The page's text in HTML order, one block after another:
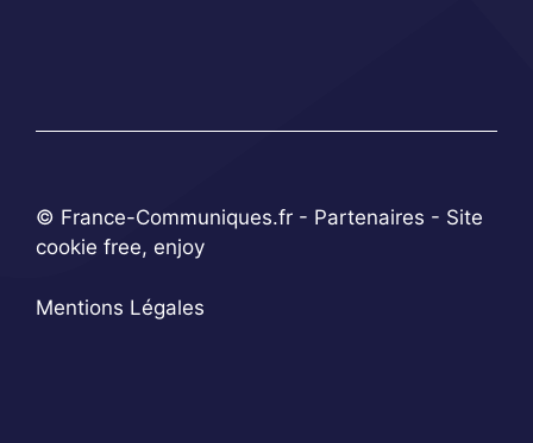
© France-Communiques.fr - Partenaires - Site
cookie free, enjoy
Mentions Légales